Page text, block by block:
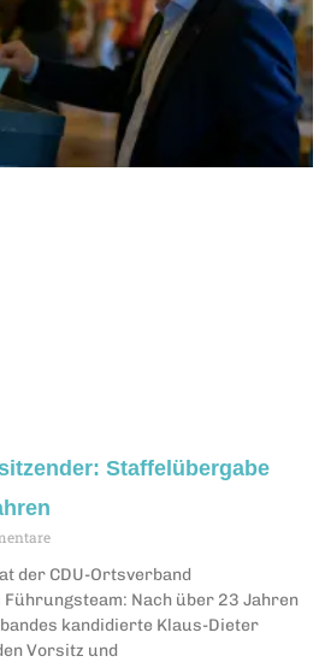
Staffelübergabe
der CDU-Ortsverband
Nach über 23 Jahren
kandidierte Klaus-Dieter
Vorsitz und